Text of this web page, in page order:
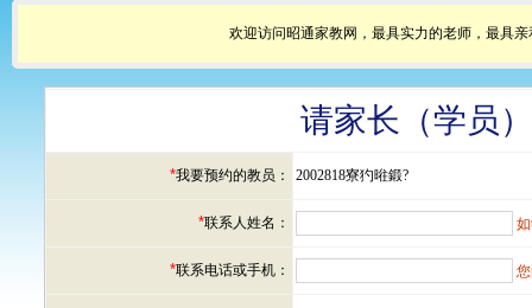
欢迎访问昭通家教网，最具实力的老师，最具
请家长（学员
*我要预约的教员： 2002818寮犳暀鍛?
*联系人姓名：
*联系电话或手机：